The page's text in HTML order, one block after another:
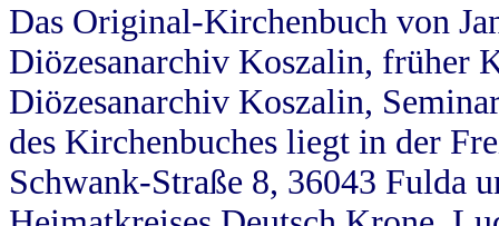
Das Original-Kirchenbuch von
Diözesanarchiv Koszalin, früher
Diözesanarchiv Koszalin,
des Kirchenbuches liegt in der
Schwank-Straße 8, 36043 Fulda